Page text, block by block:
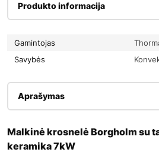
Produkto informacija
Gamintojas
Savybės
Aprašymas
Malkinė krosnelė Borgholm su
keramika 7kW